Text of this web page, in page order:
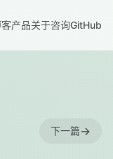
产品关于咨询GitHub
下一篇→